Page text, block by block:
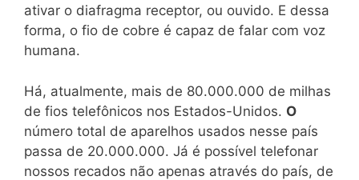
ativar o diafragma receptor, ou ouvido. E dessa
forma, o fio de cobre é capaz de falar com voz
humana.
Há, atualmente, mais de 80.000.000 de milhas
de fios telefônicos nos Estados-Unidos. O
número total de aparelhos usados nesse país
passa de 20.000.000. Já é possível telefonar
nossos recados não apenas através do país, de